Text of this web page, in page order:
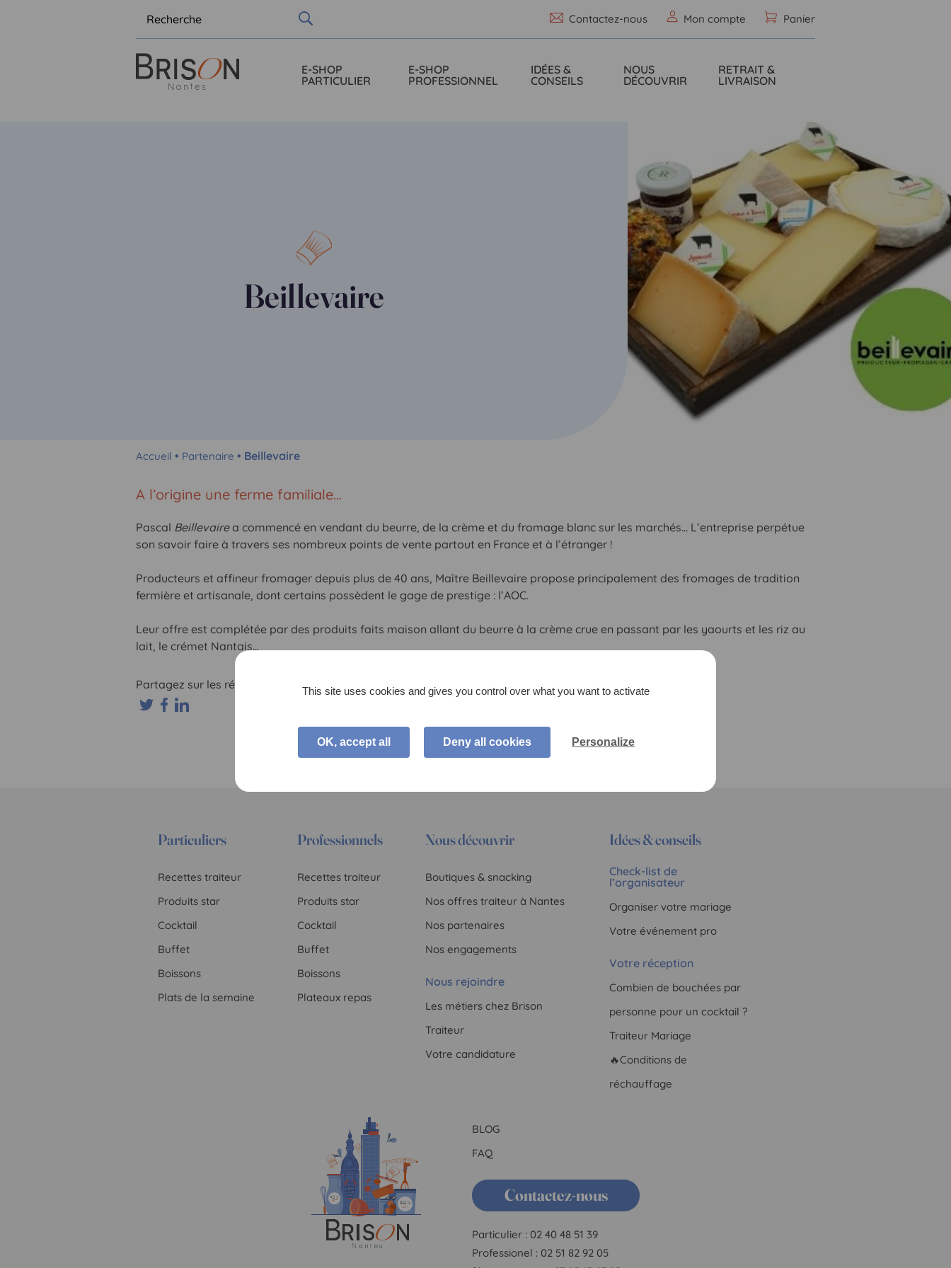
Contactez-nous Mon compte Panier
E-SHOP
PARTICULIER
E-SHOP
PROFESSIONNEL
IDÉES &
CONSEILS
NOUS
DÉCOUVRIR
RETRAIT &
LIVRAISON
Beillevaire
Accueil • Partenaire • Beillevaire
A l’origine une ferme familiale…
Pascal Beillevairea commencé en vendant du beurre, de la crème et du fromage blanc sur les marchés… L’entreprise perpétue
son savoir faire à travers ses nombreux points de vente partout en France et à l’étranger !
Producteurs et affineur fromager depuis plus de 40 ans, Maître Beillevaire propose principalement des fromages de tradition
fermière et artisanale, dont certains possèdent le gage de prestige : l’AOC.
Leur offre est complétée par des produits faits maison allant du beurre à la crème crue en passant par les yaourts et les riz au
lait, le crémet Nantais…
Partagez sur les réseaux sociaux :
Particuliers
Recettes traiteur
Produits star
Cocktail
Buffet
Boissons
Plats de la semaine
Professionnels
Recettes traiteur
Produits star
Cocktail
Buffet
Boissons
Plateaux repas
Nous découvrir
Boutiques & snacking
Nos offres traiteur à Nantes
Nos partenaires
Nos engagements
Nous rejoindre
Les métiers chez Brison
Traiteur
Votre candidature
Idées & conseils
Check-list de
l’organisateur
Organiser votre mariage
Votre événement pro
Votre réception
Combien de bouchées par
personne pour un cocktail ?
Traiteur Mariage
🔥Conditions de
réchauffage
BLOG
FAQ
Contactez-nous
Particulier : 02 40 48 51 39
Professionel : 02 51 82 92 05
This site uses cookies and gives you control over what you want to activate
OK, accept all Deny all cookies Personalize